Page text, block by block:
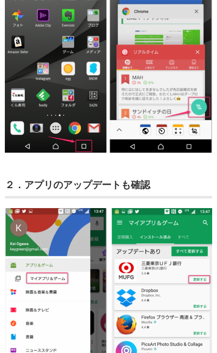
２．アプリのアップデートも確認